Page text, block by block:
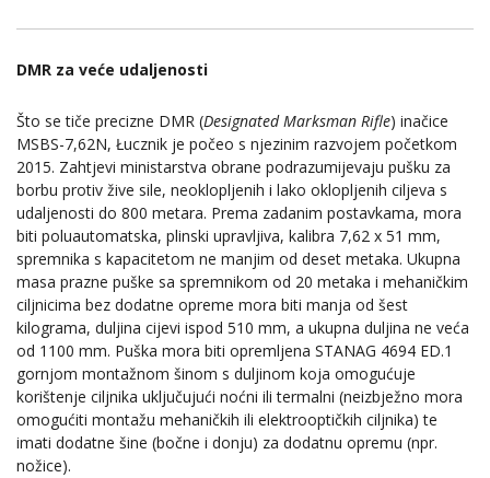
DMR za veće udaljenosti
Što se tiče precizne DMR (Designated Marksman Rifle) inačice
MSBS-7,62N, Łucznik je počeo s njezinim razvojem početkom
2015. Zahtjevi ministarstva obrane podrazumijevaju pušku za
borbu protiv žive sile, neoklopljenih i lako oklopljenih ciljeva s
udaljenosti do 800 metara. Prema zadanim postavkama, mora
biti poluautomatska, plinski upravljiva, kalibra 7,62 x 51 mm,
spremnika s kapacitetom ne manjim od deset metaka. Ukupna
masa prazne puške sa spremnikom od 20 metaka i mehaničkim
ciljnicima bez dodatne opreme mora biti manja od šest
kilograma, duljina cijevi ispod 510 mm, a ukupna duljina ne veća
od 1100 mm. Puška mora biti opremljena STANAG 4694 ED.1
gornjom montažnom šinom s duljinom koja omogućuje
korištenje ciljnika uključujući noćni ili termalni (neizbježno mora
omogućiti montažu mehaničkih ili elektrooptičkih ciljnika) te
imati dodatne šine (bočne i donju) za dodatnu opremu (npr.
nožice).